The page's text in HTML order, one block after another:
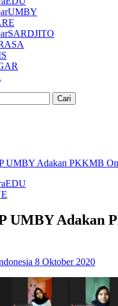
UMBY Adakan PKKMB
UMBY Adakan
8 Oktober 2020